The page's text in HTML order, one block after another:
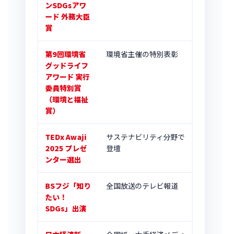
ンSDGsアワ
ード 外務大臣
賞
第9回環境省
グッドライフ
アワード 実行
委員特別賞
（環境と福祉
賞）
環境省主催の特別表彰
TEDx Awaji
2025 プレゼ
ンター選出
サステナビリティ分野で
登壇
BSフジ「知り
たい！
SDGs」出演
全国放送のテレビ報道